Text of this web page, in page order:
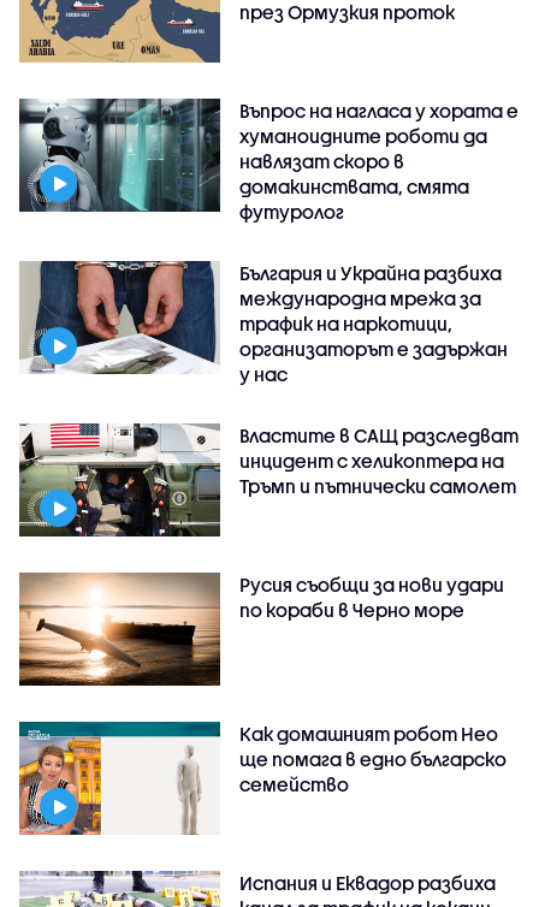
през Ормузкия проток
Въпрос на нагласа у хората е
хуманоидните роботи да
навлязат скоро в
домакинствата, смята
футуролог
България и Украйна разбиха
международна мрежа за
трафик на наркотици,
организаторът е задържан
у нас
Властите в САЩ разследват
инцидент с хеликоптера на
Тръмп и пътнически самолет
Русия съобщи за нови удари
по кораби в Черно море
Как домашният робот Нео
ще помага в едно българско
семейство
Испания и Еквадор разбиха